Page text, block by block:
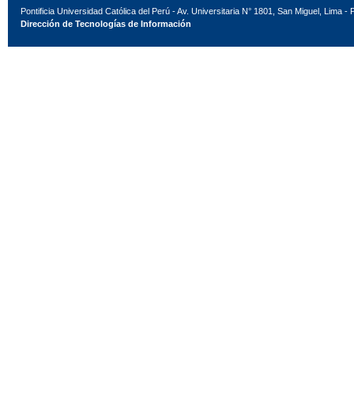
Pontificia Universidad Católica del Perú - Av. Universitaria N° 1801, San Miguel, Lima -
Dirección de Tecnologías de Información